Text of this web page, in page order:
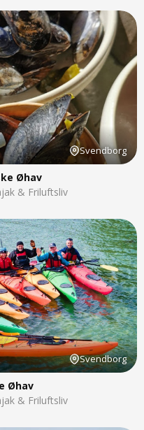
Svendborg
Øhav
& Friluftsliv
Svendborg
Øhav
& Friluftsliv